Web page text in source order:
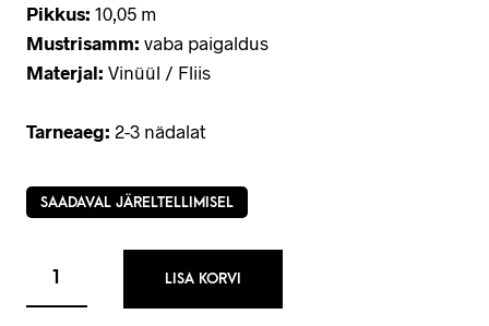
Pikkus: 10,05 m
Mustrisamm: vaba paigaldus
Materjal: Vinüül / Fliis
Tarneaeg: 2-3 nädalat
SAADAVAL JÄRELTELLIMISEL
LISA KORVI